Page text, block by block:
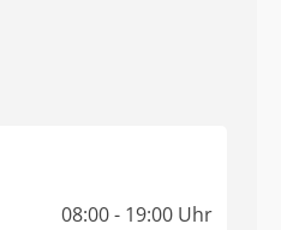
08:00 - 19:00 Uhr